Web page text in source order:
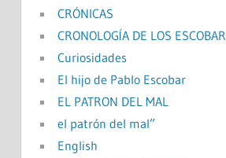
CRÓNICAS
CRONOLOGÍA DE LOS ESCOBAR
Curiosidades
El hijo de Pablo Escobar
EL PATRON DEL MAL
el patrón del mal”
English